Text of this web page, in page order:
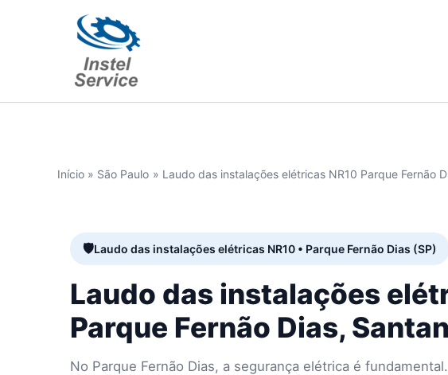
Início São Paulo Laudo das instalações elétricas NR10 Parque Fernão
Laudo das instalações elétricas NR10 • Parque Fernão Dias (SP)
Laudo das instalações
Parque Fernão Dias,
No Parque Fernão Dias, a segurança elétrica é